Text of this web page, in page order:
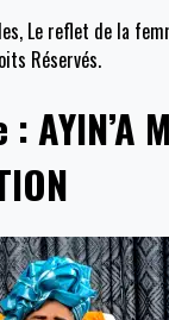
Le reflet de la
Réservés.
: AYIN’A